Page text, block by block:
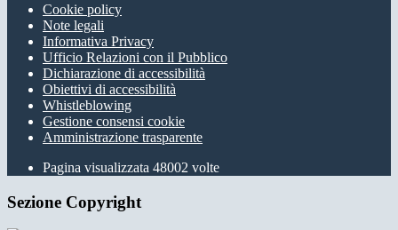
Cookie policy
Note legali
Informativa Privacy
Ufficio Relazioni con il Pubblico
Dichiarazione di accessibilità
Obiettivi di accessibilità
Whistleblowing
Gestione consensi cookie
Amministrazione trasparente
Pagina visualizzata 48002 volte
Sezione Copyright